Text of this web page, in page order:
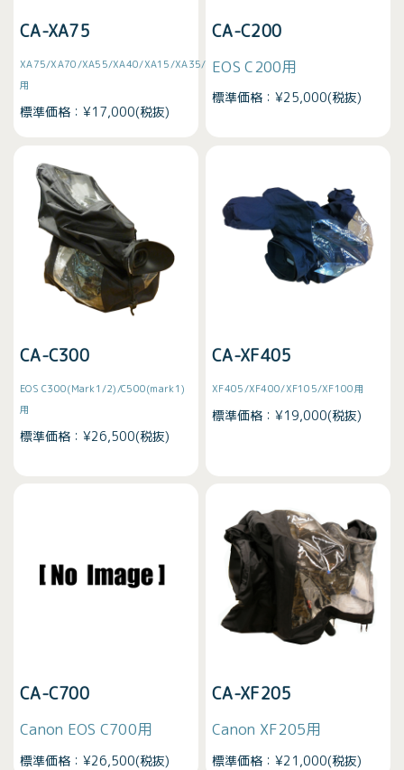
CA-XA75
XA75/XA70/XA55/XA40/XA15/XA35/XA25
用
標準価格：¥17,000(税抜)
CA-C200
EOS C200用
標準価格：¥25,000(税抜)
CA-C300
EOS C300(Mark1/2)/C500(mark1)
用
標準価格：¥26,500(税抜)
CA-XF405
XF405/XF400/XF105/XF100用
標準価格：¥19,000(税抜)
CA-C700
Canon EOS C700用
標準価格：¥26,500(税抜)
CA-XF205
Canon XF205用
標準価格：¥21,000(税抜)